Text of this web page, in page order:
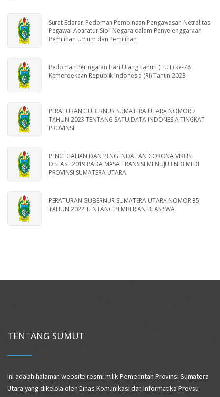
Surat Edaran Pedoman Pembinaan Pengawasan Netralitas
Pegawai Aparatur Sipil Negara dalam Penyelenggaraan
Pemilihan Umum dan Pemilihan
Pedoman Peringatan Hari Ulang Tahun (HUT) ke-78
Kemerdekaan Republik Indonesia (RI) Tahun 2023
PERATURAN GUBERNUR SUMATERA UTARA NOMOR 2
TAHUN 2023 TENTANG SATU DATA INDONESIA TINGKAT
PROVINSI
PENCEGAHAN DAN PENGENDALIAN CORONA VIRUS
DISEASE 2019 PADA MASA TRANSISI MENUJU ENDEMI DI
PROVINSI SUMATERA UTARA
PERATURAN GUBERNUR SUMATERA UTARA NOMOR 35
TAHUN 2022 TENTANG PEMBERIAN BEASISWA
TENTANG SUMUT
Ini adalah halaman website resmi milik Pemerintah Provinsi Sumatera
Utara yang dikelola oleh Dinas Komunikasi dan Informatika Provsu